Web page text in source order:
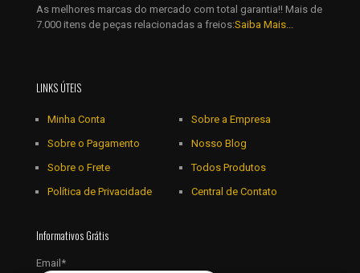
As melhores marcas do mercado com total garantia!! Mais de
7.000 itens de peças relacionadas a freios:Saiba Mais...
LINKS ÚTEIS
Minha Conta
Sobre o Pagamento
Sobre o Frete
Política de Privacidade
Sobre a Empresa
Nosso Blog
Todos Produtos
Central de Contato
Informativos Grátis
Email*